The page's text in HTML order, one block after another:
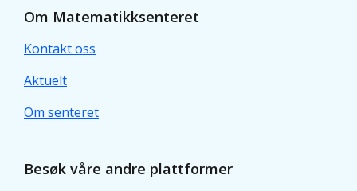
Om Matematikksenteret
Kontakt oss
Aktuelt
Om senteret
Besøk våre andre plattformer